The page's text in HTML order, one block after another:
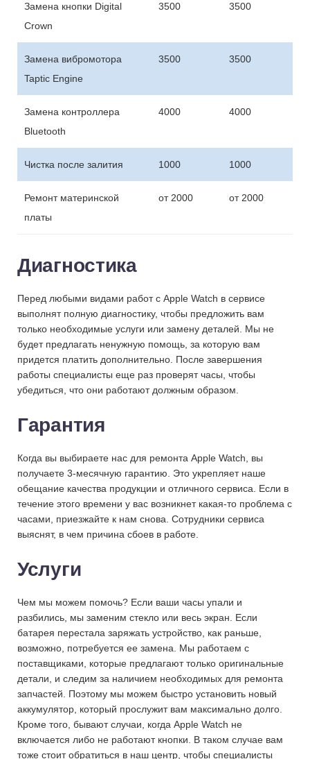
Замена кнопки Digital
Crown
3500 3500
Замена вибромотора
Taptic Engine
3500 3500
Замена контроллера
Bluetooth
4000 4000
Чистка после залития 1000 1000
Ремонт материнской
платы
от 2000 от 2000
Диагностика
Перед любыми видами работ с Apple Watch в сервисе
выполнят полную диагностику, чтобы предложить вам
только необходимые услуги или замену деталей. Мы не
будет предлагать ненужную помощь, за которую вам
придется платить дополнительно. После завершения
работы специалисты еще раз проверят часы, чтобы
убедиться, что они работают должным образом.
Гарантия
Когда вы выбираете нас для ремонта Apple Watch, вы
получаете 3-месячную гарантию. Это укрепляет наше
обещание качества продукции и отличного сервиса. Если в
течение этого времени у вас возникнет какая-то проблема с
часами, приезжайте к нам снова. Сотрудники сервиса
выяснят, в чем причина сбоев в работе.
Услуги
Чем мы можем помочь? Если ваши часы упали и
разбились, мы заменим стекло или весь экран. Если
батарея перестала заряжать устройство, как раньше,
возможно, потребуется ее замена. Мы работаем с
поставщиками, которые предлагают только оригинальные
детали, и следим за наличием необходимых для ремонта
запчастей. Поэтому мы можем быстро установить новый
аккумулятор, который прослужит вам максимально долго.
Кроме того, бывают случаи, когда Apple Watch не
включается либо не работают кнопки. В таком случае вам
тоже стоит обратиться в наш центр, чтобы специалисты